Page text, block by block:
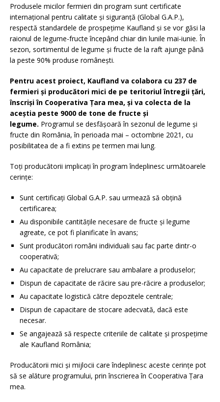
Produsele micilor fermieri din program sunt certificate
internațional pentru calitate și siguranță (Global G.A.P.),
respectă standardele de prospețime Kaufland și se vor găsi la
raionul de legume-fructe începând chiar din lunile mai-iunie. În
sezon, sortimentul de legume și fructe de la raft ajunge până
la peste 90% produse românești.
Pentru acest proiect, Kaufland va colabora cu 237 de
fermieri și producători mici de pe teritoriul întregii țări,
înscriși în Cooperativa Țara mea, și va colecta de la
aceștia peste 9000 de tone de fructe și
legume. Programul se desfășoară în sezonul de legume și
fructe din România, în perioada mai – octombrie 2021, cu
posibilitatea de a fi extins pe termen mai lung.
Toți producătorii implicați în program îndeplinesc următoarele
cerințe:
Sunt certificați Global G.A.P. sau urmează să obțină
certificarea;
Au disponibile cantitățile necesare de fructe și legume
agreate, ce pot fi planificate în avans;
Sunt producători români individuali sau fac parte dintr-o
cooperativă;
Au capacitate de prelucrare sau ambalare a produselor;
Dispun de capacitate de răcire sau pre-răcire a produselor;
Au capacitate logistică către depozitele centrale;
Dispun de capacitare de stocare adecvată, dacă este
necesar.
Se angajează să respecte criteriile de calitate și prospețime
ale Kaufland România;
Producătorii mici și mijlocii care îndeplinesc aceste cerințe pot
să se alăture programului, prin înscrierea în Cooperativa Țara
mea.